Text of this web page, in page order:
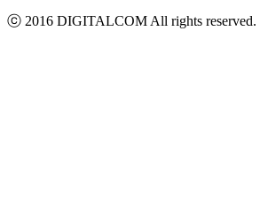
ⓒ 2016 DIGITALCOM All rights reserved.